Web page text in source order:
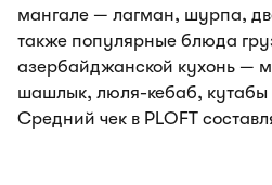
мангале — лагман, шурпа,
также популярные блюда
азербайджанской кухонь —
шашлык, люля-кебаб, кутабы
Средний чек в PLOFT